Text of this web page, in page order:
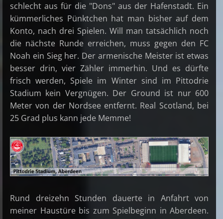
schlecht aus für die "Dons" aus der Hafenstadt. Ein
kümmerliches Pünktchen hat man bisher auf dem
Konto, nach drei Spielen. Will man tatsächlich noch
die nächste Runde erreichen, muss gegen den FC
Noah ein Sieg her. Der armenische Meister ist etwas
besser drin, vier Zähler immerhin. Und es dürfte
frisch werden, Spiele im Winter sind im Pittodrie
Stadium kein Vergnügen. Der Ground ist nur 600
Meter von der Nordsee entfernt. Real Scotland, bei
25 Grad plus kann jede Memme!
Rund dreizehn Stunden dauerte in Anfahrt von
meiner Haustüre bis zum Spielbeginn in Aberdeen.